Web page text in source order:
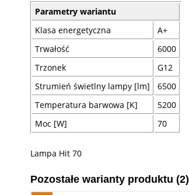
Parametry wariantu
Klasa energetyczna
A+
Trwałość
6000
Trzonek
G12
Strumień świetlny lampy [lm]
6500
Temperatura barwowa [K]
5200
Moc [W]
70
Lampa Hit 70
Pozostałe warianty produktu (2)